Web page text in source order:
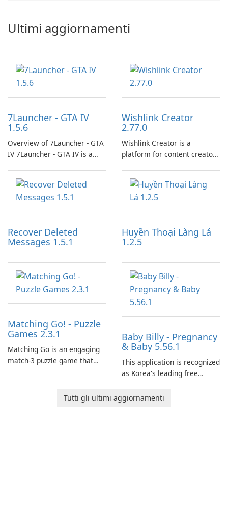
Ultimi aggiornamenti
7Launcher - GTA IV
1.5.6
Overview of 7Launcher - GTA
IV 7Launcher - GTA IV is a
application designed to
optimize the gaming
experience for Grand Theft
Auto IV.
Wishlink Creator
2.77.0
Wishlink Creator is a
platform for content creators
work through built-in brand
partnerships and integrated
tools for content distribution
and audience engagement.
Recover Deleted
Messages 1.5.1
Huyền Thoại Làng Lá
1.2.5
Matching Go! - Puzzle
Games 2.3.1
Matching Go is an engaging
match-3 puzzle game that
Ollie, on an adventurous
journey across diverse
Baby Billy - Pregnancy
& Baby 5.56.1
This application is recognized
as Korea's leading free
baby tracking, offering
Tutti gli ultimi aggiornamenti